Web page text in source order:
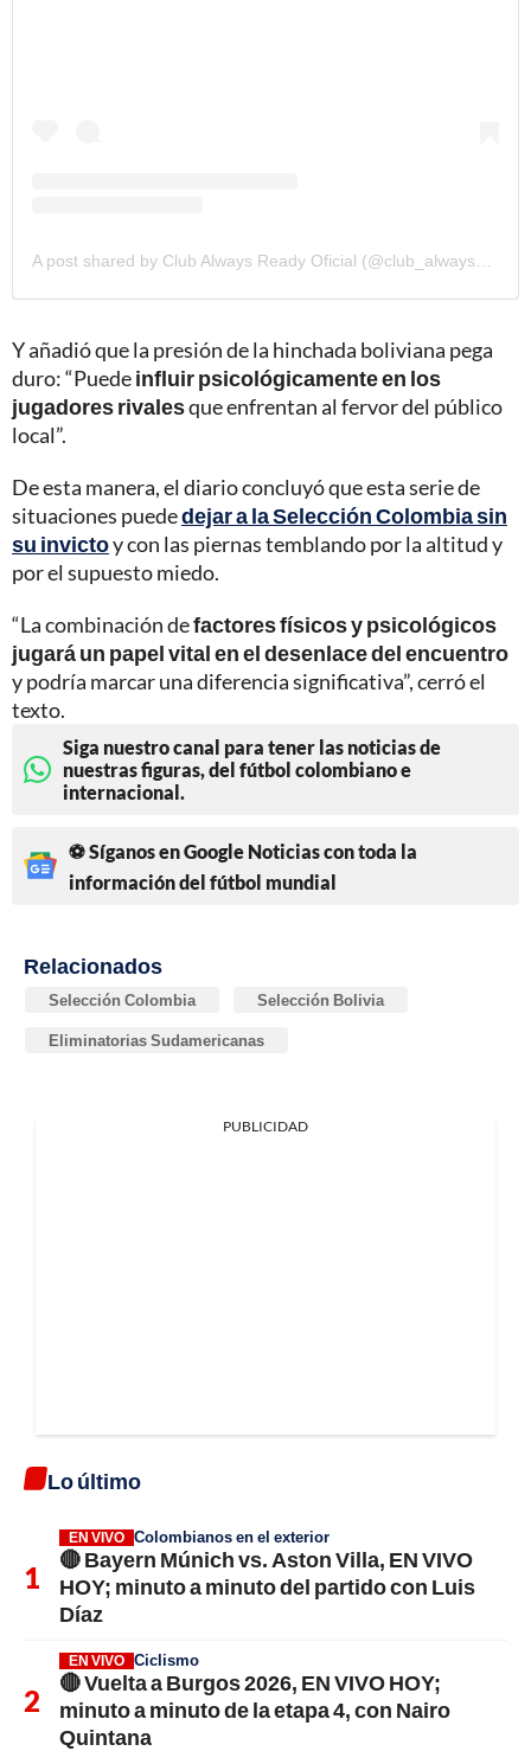
Y añadió que la presión de la hinchada boliviana pega
duro: “Puedeinfluir psicológicamente en los
jugadores rivalesque enfrentan al fervor del público
local”.
De esta manera, el diario concluyó que esta serie de
situaciones puededejar a la Selección Colombia sin
su invictoy con las piernas temblando por la altitud y
por el supuesto miedo.
“La combinación defactores físicos y psicológicos
jugará un papel vital en el desenlace del encuentro
y podría marcar una diferencia significativa”, cerró el
texto.
Siga nuestro canal para tener las noticias de
nuestras figuras, del fútbol colombiano e
internacional.
⚽ Síganos en Google Noticias con toda la
información del fútbol mundial
Relacionados
Selección Colombia Selección Bolivia
Eliminatorias Sudamericanas
PUBLICIDAD
Lo último
EN VIVO Colombianos en el exterior
🔴 Bayern Múnich vs. Aston Villa, EN VIVO
HOY; minuto a minuto del partido con Luis
Díaz
EN VIVO Ciclismo
🔴 Vuelta a Burgos 2026, EN VIVO HOY;
minuto a minuto de la etapa 4, con Nairo
Quintana